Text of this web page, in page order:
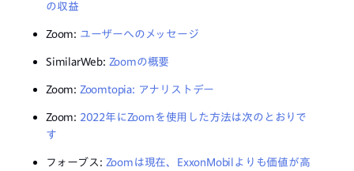
の収益
Zoom: ユーザーへのメッセージ
SimilarWeb: Zoomの概要
Zoom: Zoomtopia: アナリストデー
Zoom: 2022年にZoomを使用した方法は次のとおりで
す
フォーブス: Zoomは現在、ExxonMobilよりも価値が高